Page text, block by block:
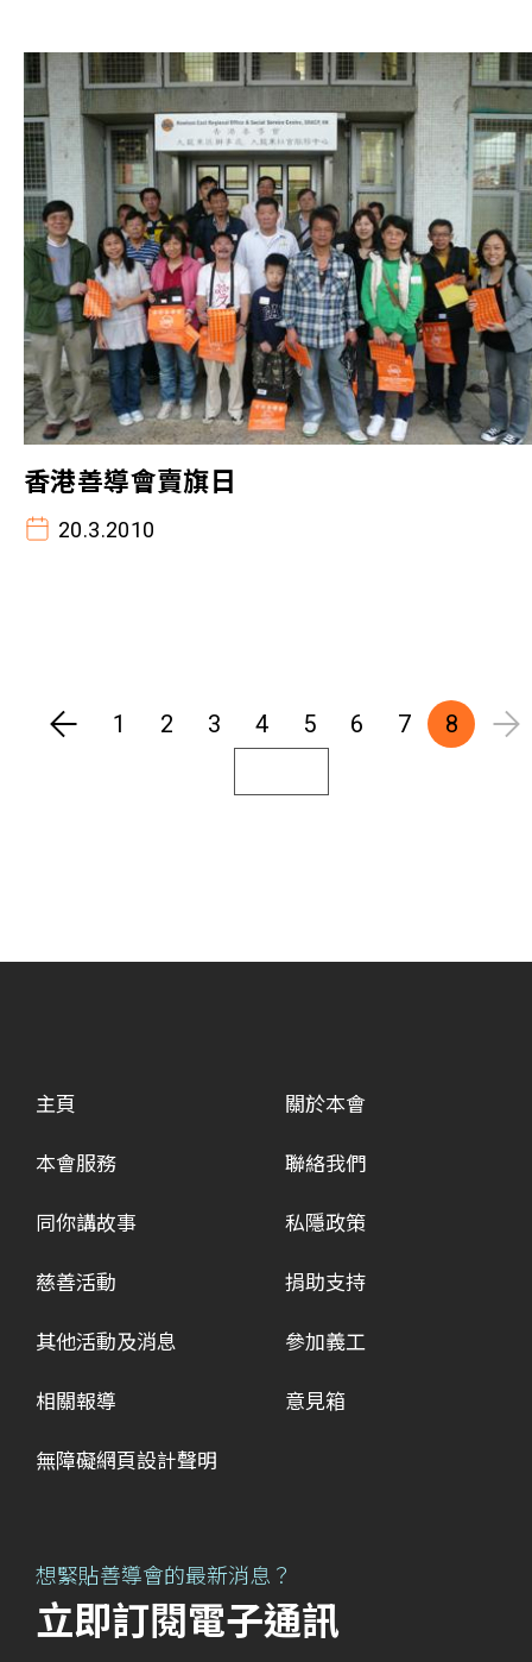
香港善導會賣旗日
20.3.2010
1 2 3 4 5 6 7 8
主頁
本會服務
同你講故事
慈善活動
其他活動及消息
相關報導
關於本會
聯絡我們
私隱政策
捐助支持
參加義工
意見箱
無障礙網頁設計聲明
想緊貼善導會的最新消息？
立即訂閱電子通訊